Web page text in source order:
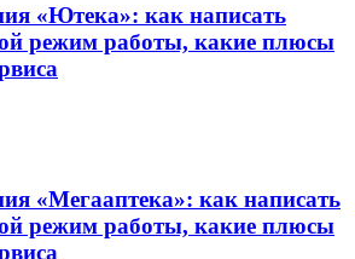
«Ютека»: как написать
режим работы, какие плюсы
«Мегааптека»: как написать
режим работы, какие плюсы